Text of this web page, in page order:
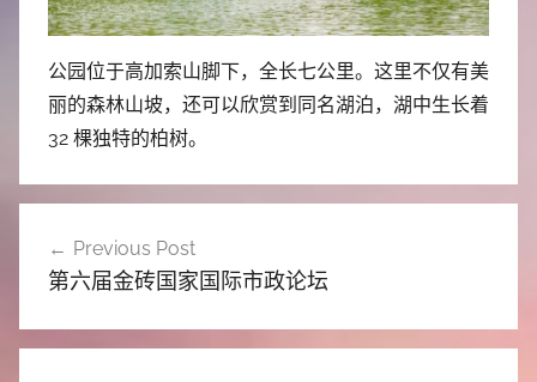
公园位于高加索山脚下，全长七公里。这里不仅有美
丽的森林山坡，还可以欣赏到同名湖泊，湖中生长着
32 棵独特的柏树。
航
Previous Post
第六届金砖国家国际市政论坛